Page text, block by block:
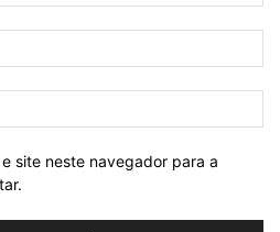
site neste navegador para a